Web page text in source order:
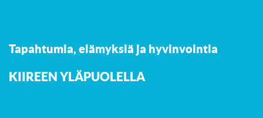
Tapahtumia, elämyksiä ja hyvinvointia
KIIREEN YLÄPUOLELLA